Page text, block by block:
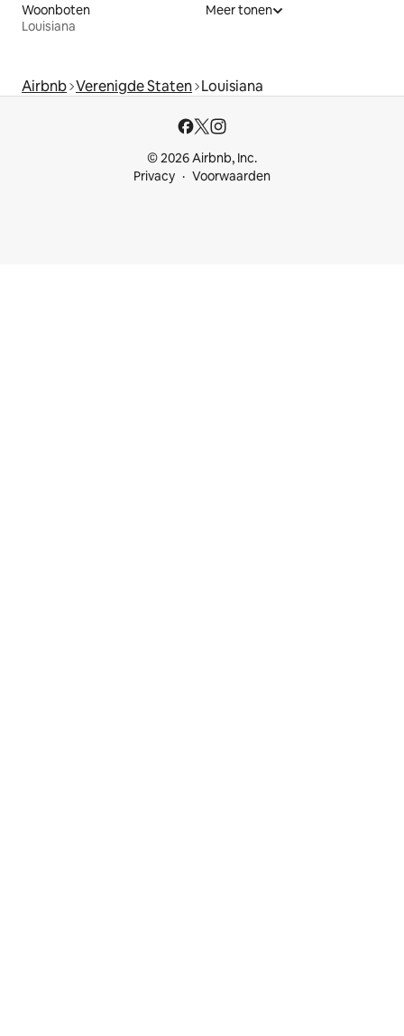
Woonboten
Louisiana
Meer tonen
Airbnb Verenigde Staten Louisiana
© 2026 Airbnb, Inc.
Privacy
Voorwaarden